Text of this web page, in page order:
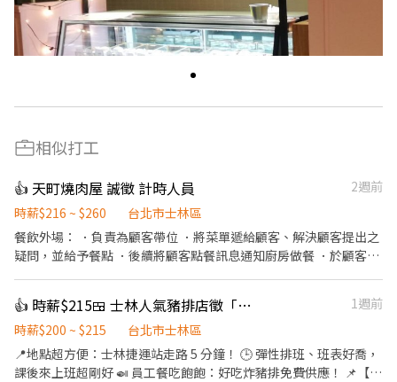
相似打工
👍 天町燒肉屋 誠徵 計時人員
2週前
時薪$216 ~ $260
台北市士林區
餐飲外場： ．負責為顧客帶位 ．將菜單遞給顧客、解決顧客提出之
疑問，並給予餐點 ．後續將顧客點餐訊息通知廚房做餐 ．於顧客用
👍 時薪$215🍱 士林人氣豬排店徵「學生工讀」！吃豬排也能賺學費 💰
1週前
時薪$200 ~ $215
台北市士林區
📍地點超方便：士林捷運站走路 5 分鐘！ 🕒 彈性排班、班表好喬，
課後來上班超剛好 🍛 員工餐吃飽飽：好吃炸豬排免費供應！ 📌【工